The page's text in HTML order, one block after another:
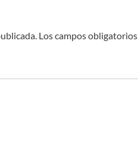
Los campos